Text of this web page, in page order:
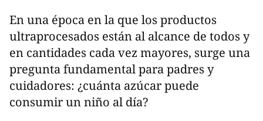
En una época en la que los productos
ultraprocesados están al alcance de todos y
en cantidades cada vez mayores, surge una
pregunta fundamental para padres y
cuidadores: ¿cuánta azúcar puede
consumir un niño al día?